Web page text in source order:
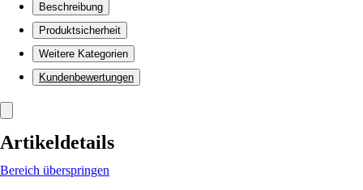
Beschreibung
Produktsicherheit
Weitere Kategorien
Kundenbewertungen
Artikeldetails
Bereich überspringen